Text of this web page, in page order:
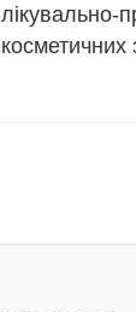
лікувально-
косметичних